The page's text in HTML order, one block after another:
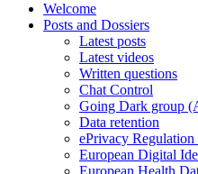
Welcome
Posts and Dossiers
Latest posts
Latest videos
Written questions
Chat Control
Going Dark group
Data retention
ePrivacy
European Digital
European Health